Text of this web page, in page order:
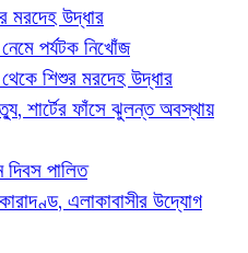
মরদেহ উদ্ধার
পর্যটক নিখোঁজ
শিশুর মরদেহ উদ্ধার
শার্টের ফাঁসে ঝুলন্ত অবস্থায়
দিবস পালিত
এলাকাবাসীর উদ্যোগ